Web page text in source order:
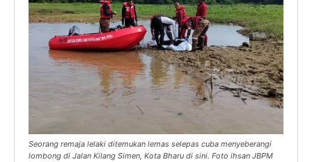
Seorang remaja lelaki ditemukan lemas selepas cuba menyeberangi
lombong di Jalan Kilang Simen, Kota Bharu di sini. Foto ihsan JBPM